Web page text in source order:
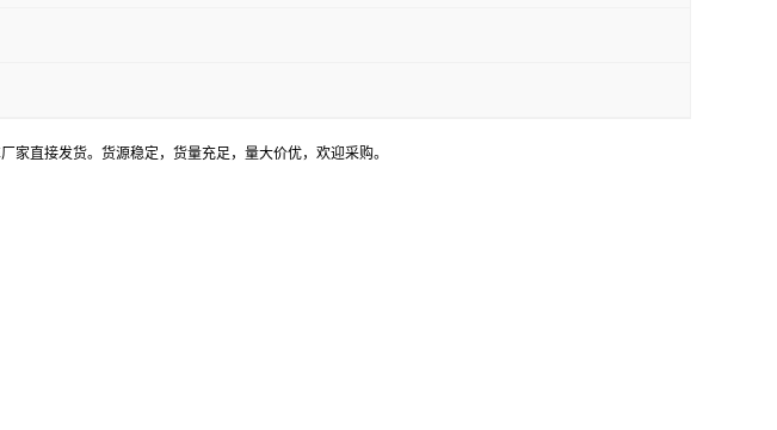
直接发货。货源稳定，货量充足，量大价优，欢迎采购。